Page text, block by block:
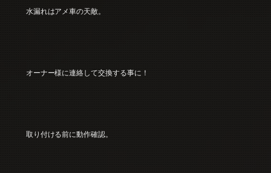
水漏れはアメ車の天敵。
オーナー様に連絡して交換する事に！
取り付ける前に動作確認。